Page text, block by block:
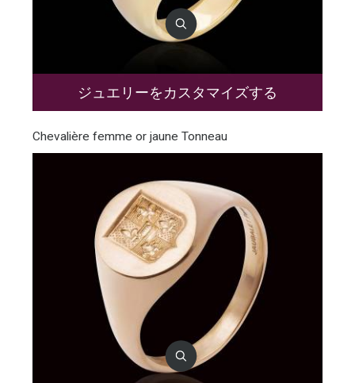
ジュエリーをカスタマイズする
Chevalière femme or jaune Tonneau